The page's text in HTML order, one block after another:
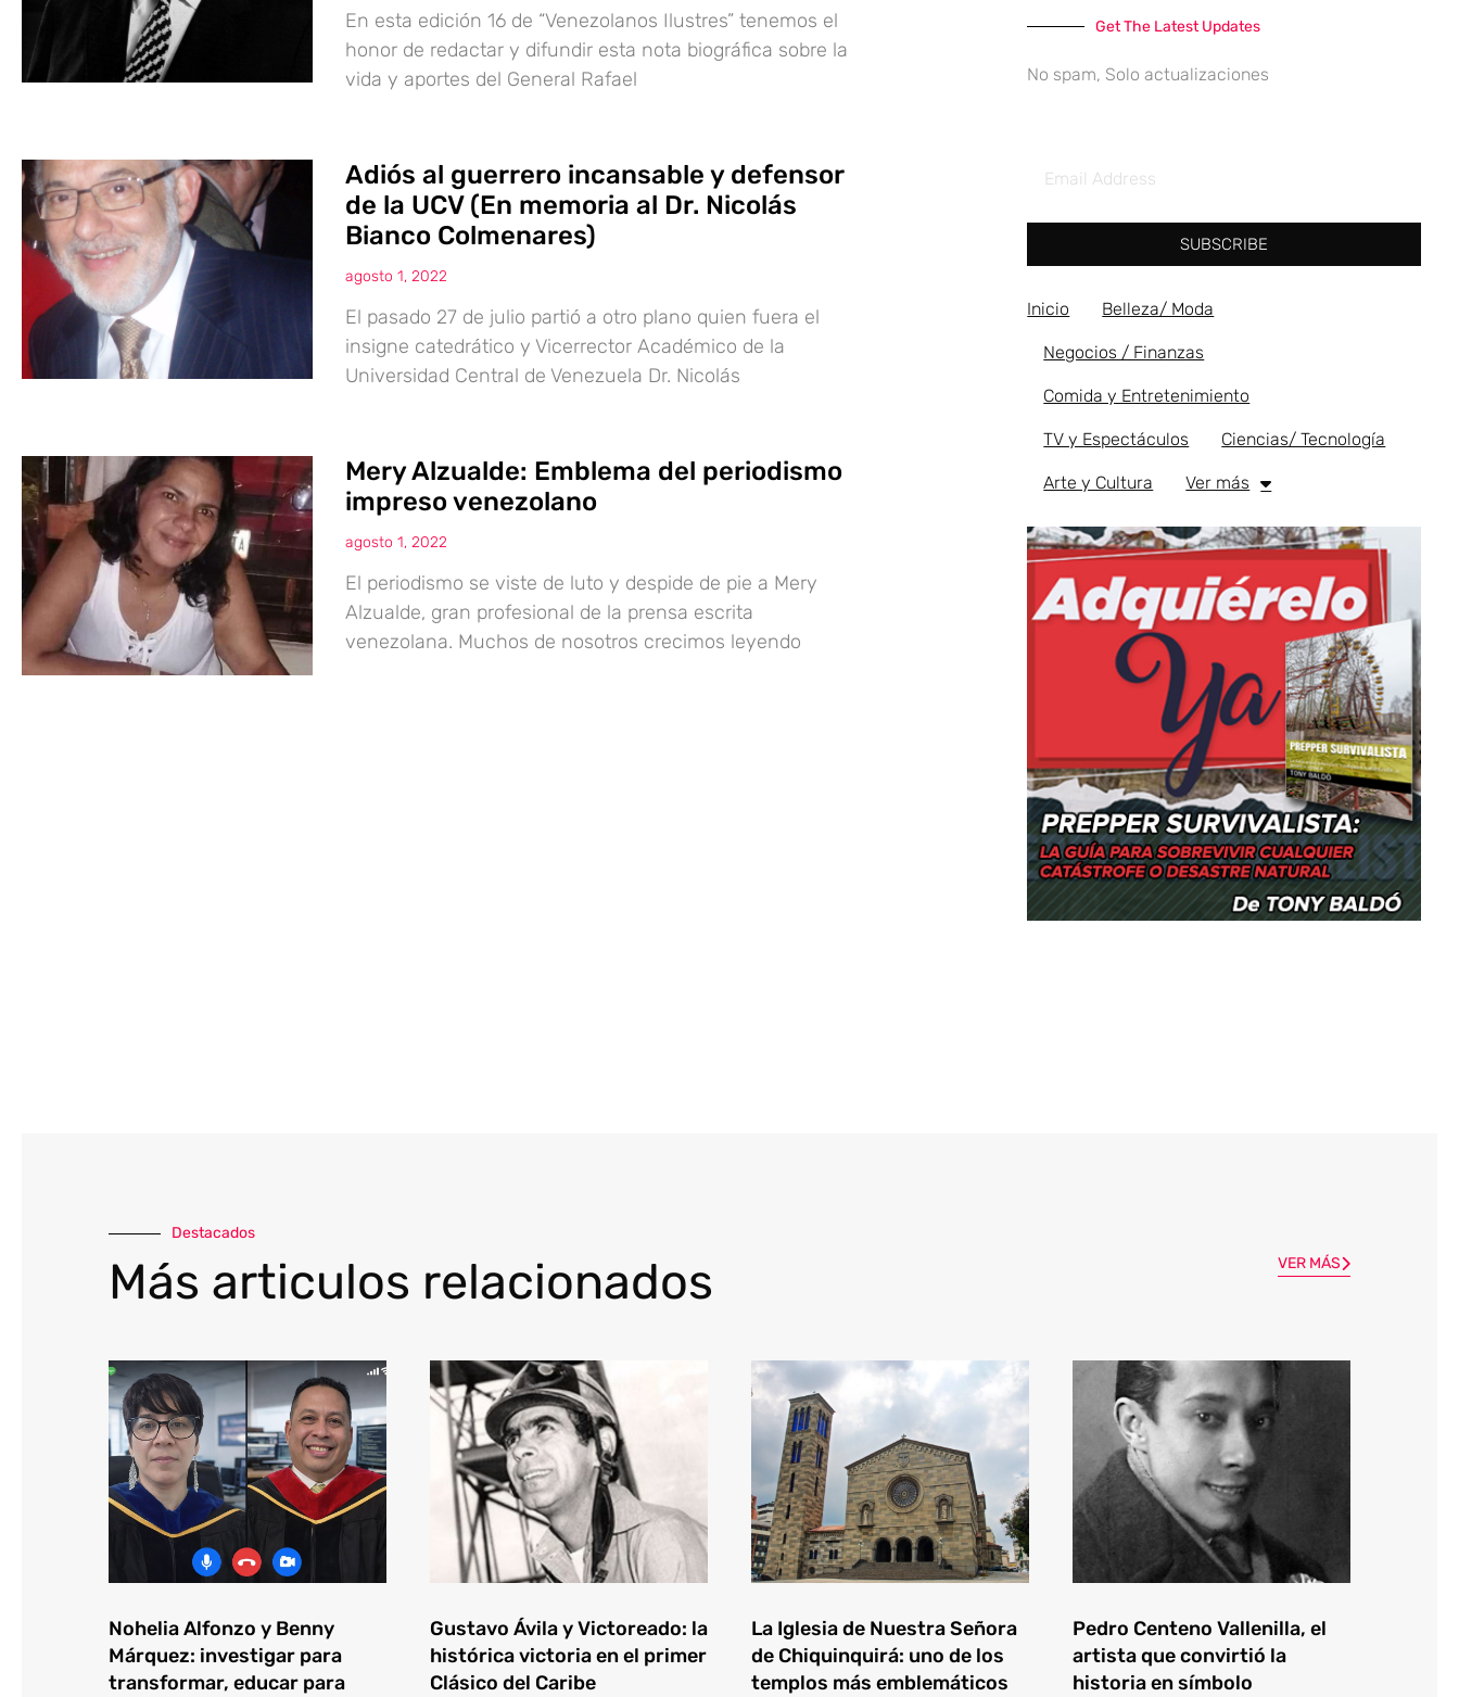
En esta edición 16 de “Venezolanos Ilustres” tenemos el
honor de redactar y difundir esta nota biográfica sobre la
vida y aportes del General Rafael
Adiós al guerrero incansable y defensor
de la UCV (En memoria al Dr. Nicolás
Bianco Colmenares)
agosto 1, 2022
El pasado 27 de julio partió a otro plano quien fuera el
insigne catedrático y Vicerrector Académico de la
Universidad Central de Venezuela Dr. Nicolás
Mery Alzualde: Emblema del periodismo
impreso venezolano
agosto 1, 2022
El periodismo se viste de luto y despide de pie a Mery
Alzualde, gran profesional de la prensa escrita
venezolana. Muchos de nosotros crecimos leyendo
Get The Latest Updates
No spam, Solo actualizaciones
SUBSCRIBE
Inicio Belleza/ Moda
Negocios / Finanzas
Comida y Entretenimiento
TV y Espectáculos Ciencias/ Tecnología
Arte y Cultura Ver más
Destacados
Más articulos relacionados VER MÁS
Nohelia Alfonzo y Benny
Márquez: investigar para
transformar, educar para
Gustavo Ávila y Victoreado: la
histórica victoria en el primer
Clásico del Caribe
La Iglesia de Nuestra Señora
de Chiquinquirá: uno de los
templos más emblemáticos
Pedro Centeno Vallenilla, el
artista que convirtió la
historia en símbolo